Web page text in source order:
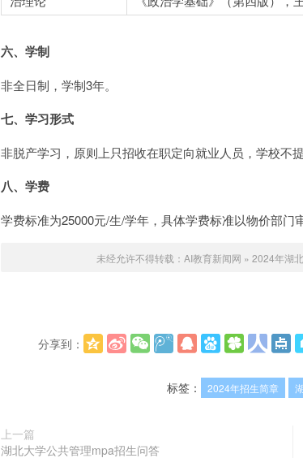
六、学制
非全日制，学制3年。
七、学习形式
非脱产学习，原则上只招收在职定向就业人员，学校不提
八、学费
学费标准为25000元/生/学年，具体学费标准以物价部门
未经允许不得转载： AI教育新闻网 » 2024年湖
分享到：
标签： 2024年招生简章
上一篇
湖北大学公共管理mpa招生问答